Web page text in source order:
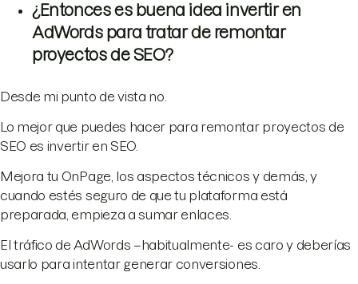
¿Entonces es buena idea invertir en
AdWords para tratar de remontar
proyectos de SEO?
Desde mi punto de vista no.
Lo mejor que puedes hacer para remontar proyectos de
SEO es invertir en SEO.
Mejora tu OnPage, los aspectos técnicos y demás, y
cuando estés seguro de que tu plataforma está
preparada, empieza a sumar enlaces.
El tráfico de AdWords –habitualmente- es caro y deberías
usarlo para intentar generar conversiones.